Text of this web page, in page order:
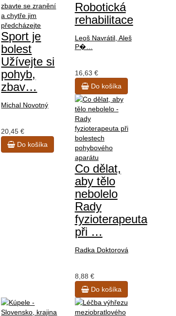
Sport je
bolest
Užívejte si
pohyb,
zbav…
Michal Novotný
20,45 €
Do košíka
Robotická
rehabilitace
Leoš Navrátil, Aleš
P�…
16,63 €
Do košíka
Co dělat,
aby tělo
nebolelo
Rady
fyzioterapeuta
při …
Radka Doktorová
8,88 €
Do košíka